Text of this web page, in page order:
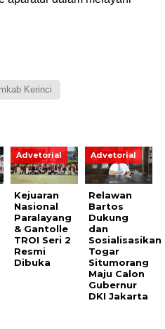
Kerinci
Advetorial
Kejuaran
Nasional
Paralayang
& Gantolle
TROI Seri 2
Resmi
Dibuka
Advetorial
Relawan
Bartos
Dukung
dan
Sosialisasikan
Togar
Situmorang
Maju Calon
Gubernur
DKI Jakarta